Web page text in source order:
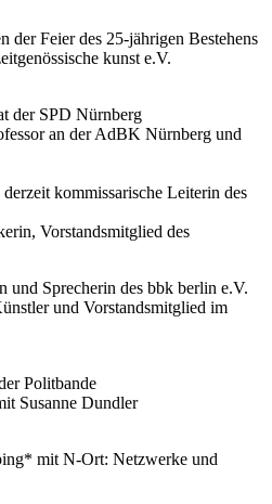
der Feier des 25-jährigen Bestehens
kunst e.V.
der SPD Nürnberg
an der AdBK Nürnberg und
kommissarische Leiterin des
Vorstandsmitglied des
Sprecherin des bbk berlin e.V.
und Vorstandsmitglied im
Politbande
Susanne Dundler
mit N-Ort: Netzwerke und